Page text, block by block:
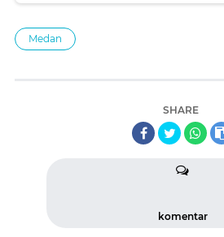
Medan
SHARE
komentar